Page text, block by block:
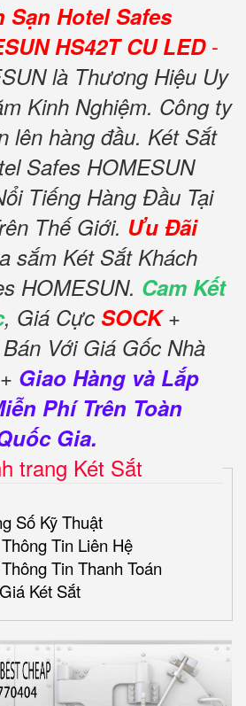
Sạn Hotel Safes
HS42T CU LED-
là Thương Hiệu Uy
Kinh Nghiệm. Công ty
lên hàng đầu. Két Sắt
Safes HOMESUN
Tiếng Hàng Đầu Tại
Thế Giới. Ưu Đãi
sắm Két Sắt Khách
HOMESUN. Cam Kết
, Giá Cực SOCK+
Với Giá Gốc Nhà
Giao Hàng và Lắp
Phí Trên Toàn
Gia.
trang Két Sắt
Số Kỹ Thuật
Tin Liên Hệ
Tin Thanh Toán
Két Sắt